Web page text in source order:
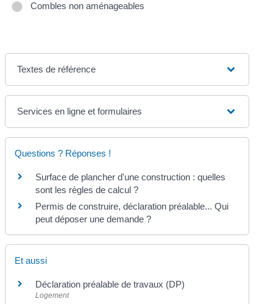
Combles non aménageables
Textes de référence
Services en ligne et formulaires
Questions ? Réponses !
Surface de plancher d'une construction : quelles
sont les règles de calcul ?
Permis de construire, déclaration préalable... Qui
peut déposer une demande ?
Et aussi
Déclaration préalable de travaux (DP)
Logement